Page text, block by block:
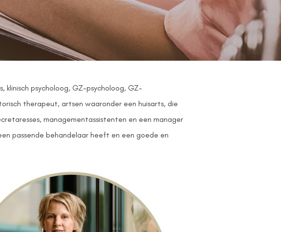
psycholoog, GZ-psycholoog, GZ-
therapeut, artsen waaronder een huisarts, die
managementassistenten en een manager
passende behandelaar heeft en een goede en